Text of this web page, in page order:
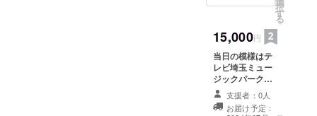
最高5枚まで提供
致します。支援
時、必ず備考欄
に掲載を希望さ
れるお名前・御
希望枚数をご記
入ください。
択
す
る
15,000円
当日の模様はテ
レビ埼玉ミュー
ジックパーク様
にてダイジェス
ト版が放映され
ます。 19時頃に
支援者：0人
お届け予定：